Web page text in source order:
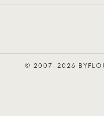
© 2007–2026